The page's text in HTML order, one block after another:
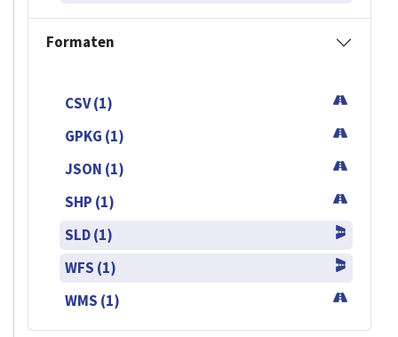
Formaten
CSV (1)
GPKG (1)
JSON (1)
SHP (1)
SLD (1)
WFS (1)
WMS (1)